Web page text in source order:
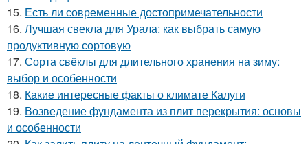
15. Есть ли современные достопримечательности
16. Лучшая свекла для Урала: как выбрать самую
продуктивную сортовую
17. Сорта свёклы для длительного хранения на зиму:
выбор и особенности
18. Какие интересные факты о климате Калуги
19. Возведение фундамента из плит перекрытия: основы
и особенности